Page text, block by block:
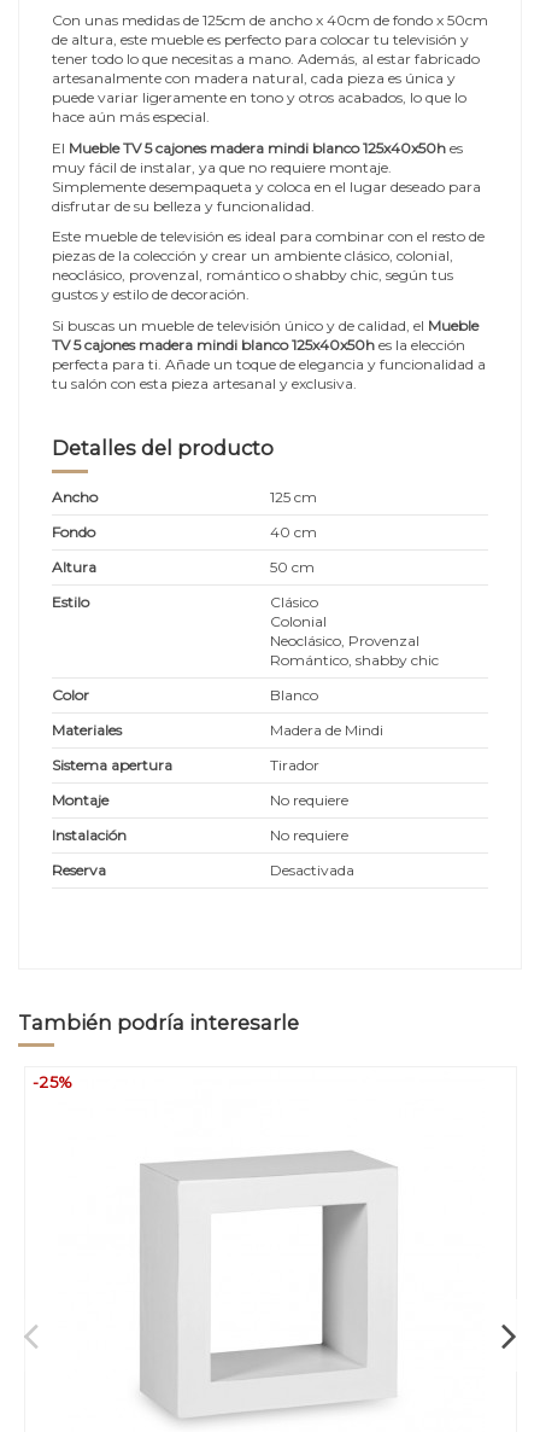
Con unas medidas de 125cm de ancho x 40cm de fondo x 50cm
de altura, este mueble es perfecto para colocar tu televisión y
tener todo lo que necesitas a mano. Además, al estar fabricado
artesanalmente con madera natural, cada pieza es única y
puede variar ligeramente en tono y otros acabados, lo que lo
hace aún más especial.
El Mueble TV 5 cajones madera mindi blanco 125x40x50h es
muy fácil de instalar, ya que no requiere montaje.
Simplemente desempaqueta y coloca en el lugar deseado para
disfrutar de su belleza y funcionalidad.
Este mueble de televisión es ideal para combinar con el resto de
piezas de la colección y crear un ambiente clásico, colonial,
neoclásico, provenzal, romántico o shabby chic, según tus
gustos y estilo de decoración.
Si buscas un mueble de televisión único y de calidad, el Mueble
TV 5 cajones madera mindi blanco 125x40x50h es la elección
perfecta para ti. Añade un toque de elegancia y funcionalidad a
tu salón con esta pieza artesanal y exclusiva.
Detalles del producto
Ancho
125 cm
Fondo
40 cm
Altura
50 cm
Estilo
Clásico
Colonial
Neoclásico, Provenzal
Romántico, shabby chic
Color
Blanco
Materiales
Madera de Mindi
Sistema apertura
Tirador
Montaje
No requiere
Instalación
No requiere
Reserva
Desactivada
También podría interesarle
-25%